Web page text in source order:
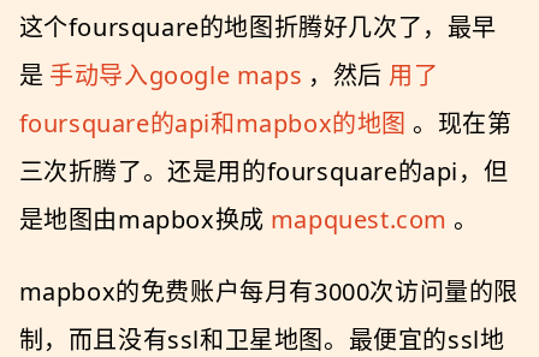
这个foursquare的地图折腾好几次了，最早
是 手动导入google maps ，然后 用了
foursquare的api和mapbox的地图 。现在第
三次折腾了。还是用的foursquare的api，但
是地图由mapbox换成 mapquest.com 。
mapbox的免费账户每月有3000次访问量的限
制，而且没有ssl和卫星地图。最便宜的ssl地